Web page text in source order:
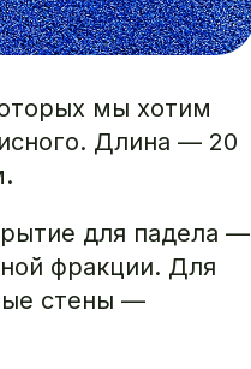
мы хотим
Длина — 20
для падела —
фракции. Для
стены —